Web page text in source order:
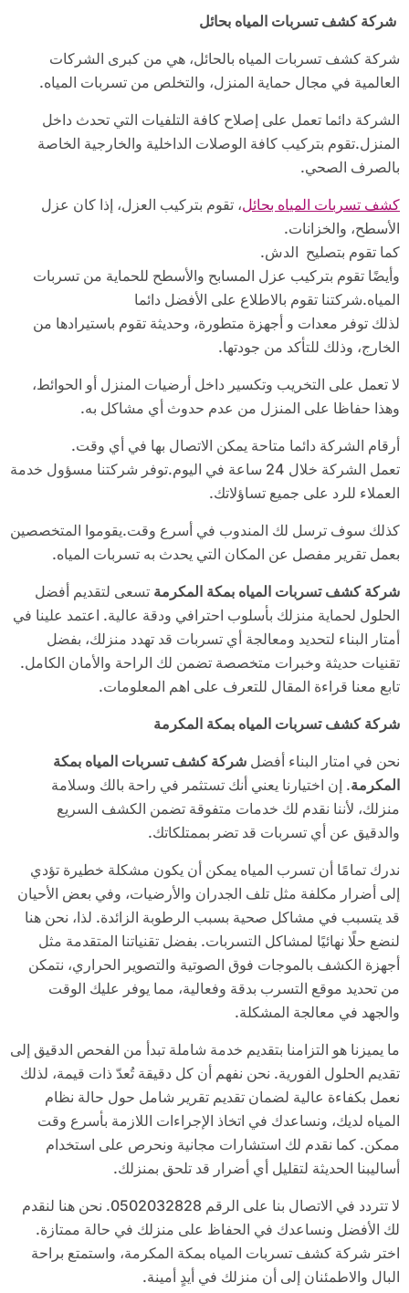
شركة كشف تسربات المياه بحائل
شركة كشف تسربات المياه بالحائل، هي من كبرى الشركات
العالمية في مجال حماية المنزل، والتخلص من تسربات المياه.
الشركة دائما تعمل على إصلاح كافة التلفيات التي تحدث داخل
المنزل.تقوم بتركيب كافة الوصلات الداخلية والخارجية الخاصة
بالصرف الصحي.
كشف تسربات المياه بحائل، تقوم بتركيب العزل، إذا كان عزل
الأسطح، والخزانات.
كما تقوم بتصليح الدش.
وأيضًا تقوم بتركيب عزل المسابح والأسطح للحماية من تسربات
المياه.شركتنا تقوم بالاطلاع على الأفضل دائما
لذلك توفر معدات و أجهزة متطورة، وحديثة تقوم باستيرادها من
الخارج، وذلك للتأكد من جودتها.
لا تعمل على التخريب وتكسير داخل أرضيات المنزل أو الحوائط،
وهذا حفاظا على المنزل من عدم حدوث أي مشاكل به.
أرقام الشركة دائما متاحة يمكن الاتصال بها في أي وقت.
تعمل الشركة خلال 24 ساعة في اليوم.توفر شركتنا مسؤول خدمة
العملاء للرد على جميع تساؤلاتك.
كذلك سوف ترسل لك المندوب في أسرع وقت.يقوموا المتخصصين
بعمل تقرير مفصل عن المكان التي يحدث به تسربات المياه.
شركة كشف تسربات المياه بمكة المكرمة تسعى لتقديم أفضل
الحلول لحماية منزلك بأسلوب احترافي ودقة عالية. اعتمد علينا في
أمتار البناء لتحديد ومعالجة أي تسربات قد تهدد منزلك، بفضل
تقنيات حديثة وخبرات متخصصة تضمن لك الراحة والأمان الكامل.
تابع معنا قراءة المقال للتعرف على اهم المعلومات.
شركة كشف تسربات المياه بمكة المكرمة
نحن في امتار البناء أفضل شركة كشف تسربات المياه بمكة
المكرمة. إن اختيارنا يعني أنك تستثمر في راحة بالك وسلامة
منزلك، لأننا نقدم لك خدمات متفوقة تضمن الكشف السريع
والدقيق عن أي تسربات قد تضر بممتلكاتك.
ندرك تمامًا أن تسرب المياه يمكن أن يكون مشكلة خطيرة تؤدي
إلى أضرار مكلفة مثل تلف الجدران والأرضيات، وفي بعض الأحيان
قد يتسبب في مشاكل صحية بسبب الرطوبة الزائدة. لذا، نحن هنا
لنضع حلًا نهائيًا لمشاكل التسربات. بفضل تقنياتنا المتقدمة مثل
أجهزة الكشف بالموجات فوق الصوتية والتصوير الحراري، نتمكن
من تحديد موقع التسرب بدقة وفعالية، مما يوفر عليك الوقت
والجهد في معالجة المشكلة.
ما يميزنا هو التزامنا بتقديم خدمة شاملة تبدأ من الفحص الدقيق إلى
تقديم الحلول الفورية. نحن نفهم أن كل دقيقة تُعدّ ذات قيمة، لذلك
نعمل بكفاءة عالية لضمان تقديم تقرير شامل حول حالة نظام
المياه لديك، ونساعدك في اتخاذ الإجراءات اللازمة بأسرع وقت
ممكن. كما نقدم لك استشارات مجانية ونحرص على استخدام
أساليبنا الحديثة لتقليل أي أضرار قد تلحق بمنزلك.
لا تتردد في الاتصال بنا على الرقم 0502032828. نحن هنا لنقدم
لك الأفضل ونساعدك في الحفاظ على منزلك في حالة ممتازة.
اختر شركة كشف تسربات المياه بمكة المكرمة، واستمتع براحة
البال والاطمئنان إلى أن منزلك في أيدٍ أمينة.